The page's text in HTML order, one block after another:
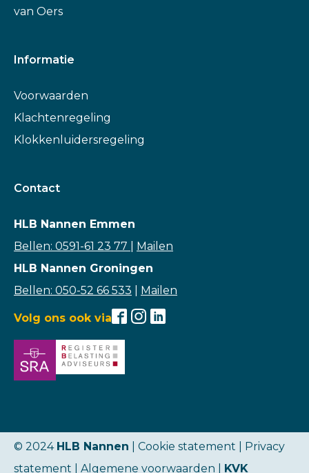
van Oers
Informatie
Voorwaarden
Klachtenregeling
Klokkenluidersregeling
Contact
HLB Nannen Emmen
Bellen: 0591-61 23 77
Mailen
HLB Nannen Groningen
Bellen: 050-52 66 533
Mailen
Volg ons ook via
© 2024 HLB Nannen | Cookie statement | Privacy
statement
Algemene voorwaarden KVK